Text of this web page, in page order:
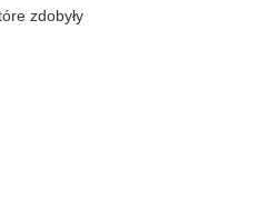
zdobyły